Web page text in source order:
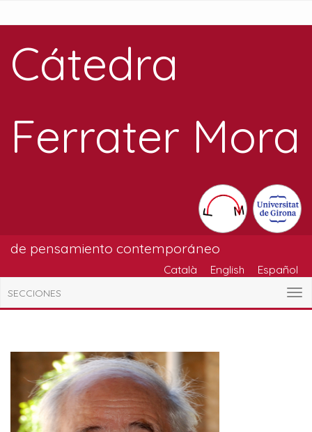
Cátedra
Ferrater Mora
de pensamiento contemporáneo
Català English Español
SECCIONES